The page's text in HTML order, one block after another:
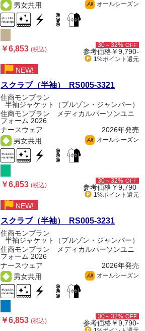
男女共用
All オールシーズン
￥6,853(税込)
30～32% OFF
参考価格￥9,790-
1%ポイント 還元
NEW!
スクラブ（半袖） RS005-3321
住商モンブラン
半袖ジャケット（ブルゾン・ジャンパー）
住商モンブラン メディカルパーソンユニ
フォーム 2026
ナースウェア
2026年発売
男女共用
All オールシーズン
￥6,853(税込)
30～32% OFF
参考価格￥9,790-
1%ポイント 還元
NEW!
スクラブ（半袖） RS005-3231
住商モンブラン
半袖ジャケット（ブルゾン・ジャンパー）
住商モンブラン メディカルパーソンユニ
フォーム 2026
ナースウェア
2026年発売
男女共用
All オールシーズン
￥6,853(税込)
30～32% OFF
参考価格￥9,790-